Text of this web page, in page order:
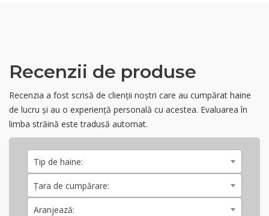
Recenzii de produse
Recenzia a fost scrisă de clienții noștri care au cumpărat haine
de lucru și au o experiență personală cu acestea. Evaluarea în
limba străină este tradusă automat.
Tip de haine:
Țara de cumpărare:
Aranjează: